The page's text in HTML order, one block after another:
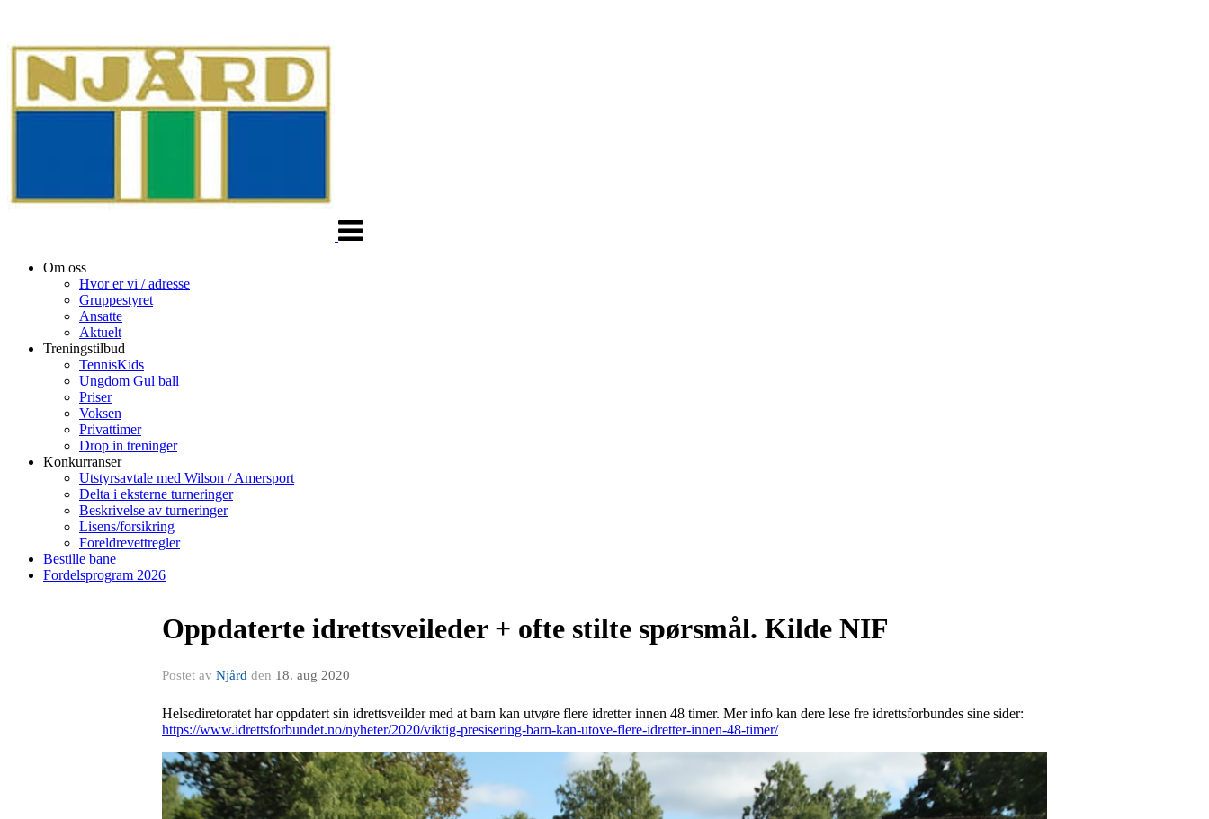
Om oss
Hvor er vi / adresse
Gruppestyret
Ansatte
Aktuelt
Treningstilbud
TennisKids
Ungdom Gul ball
Priser
Voksen
Privattimer
Drop in treninger
Konkurranser
Utstyrsavtale med Wilson / Amersport
Delta i eksterne turneringer
Beskrivelse av turneringer
Lisens/forsikring
Foreldrevettregler
Bestille bane
Fordelsprogram 2026
Oppdaterte idrettsveileder + ofte stilte spørsmål. Kilde NIF
Postet av Njård den 18. aug 2020
Helsediretoratet har oppdatert sin idrettsveilder med at barn kan utvøre flere idretter innen 48 timer. Mer info kan dere lese fre idrettsforbundes sine sider:
https://www.idrettsforbundet.no/nyheter/2020/viktig-presisering-barn-kan-utove-flere-idretter-innen-48-timer/